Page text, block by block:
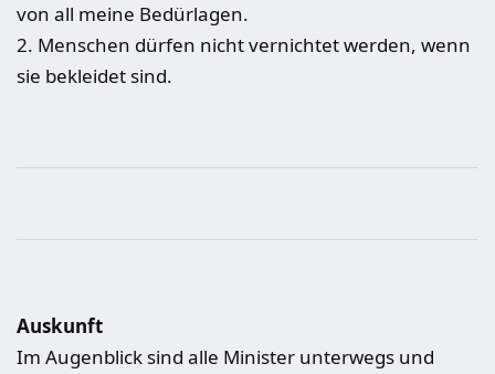
von all meine Bedürlagen.
2. Menschen dürfen nicht vernichtet werden, wenn
sie bekleidet sind.
Auskunft
Im Augenblick sind alle Minister unterwegs und